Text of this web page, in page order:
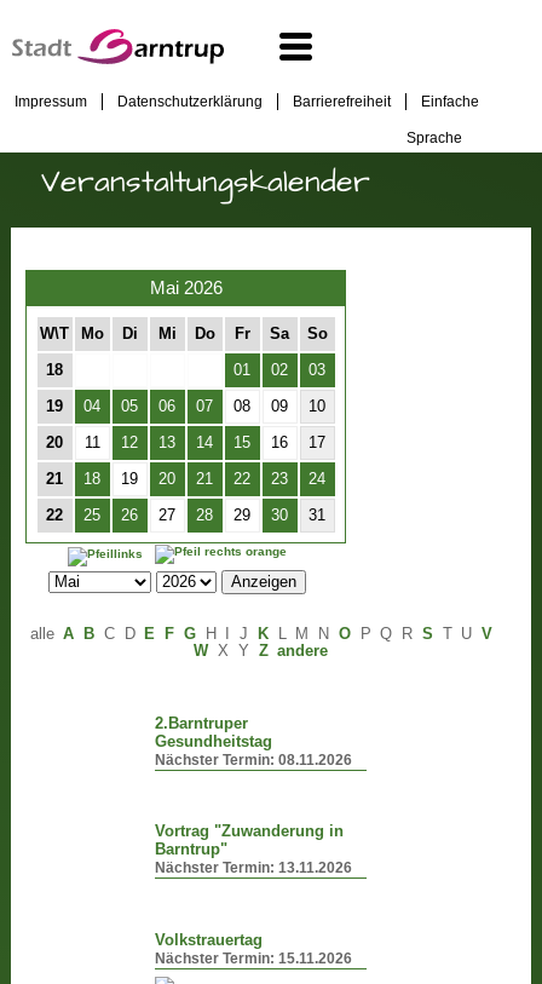
Impressum Datenschutzerklärung Barrierefreiheit Einfache
Sprache
Veranstaltungskalender
Mai 2026
W\T Mo Di Mi Do Fr Sa So
18 01 02 03
19 04 05 06 07 08 09 10
20 11 12 13 14 15 16 17
21 18 19 20 21 22 23 24
22 25 26 27 28 29 30 31
alle A B C D E F G H J K L M N O P Q R S U V
W X Y Z andere
2.Barntruper
Gesundheitstag
Nächster Termin:08.11.2026
Vortrag "Zuwanderung in
Barntrup"
Nächster Termin:13.11.2026
Volkstrauertag
Nächster Termin:15.11.2026